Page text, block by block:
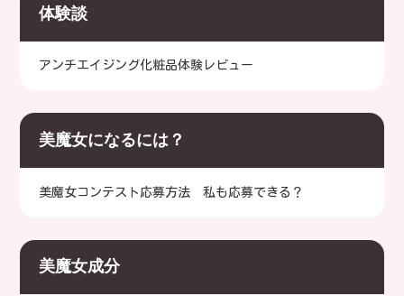
体験談
アンチエイジング化粧品体験レビュー
美魔女になるには？
美魔女コンテスト応募方法 私も応募できる？
美魔女成分